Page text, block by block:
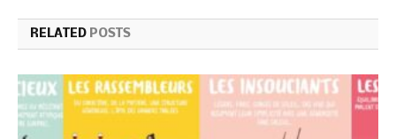
RELATED POSTS